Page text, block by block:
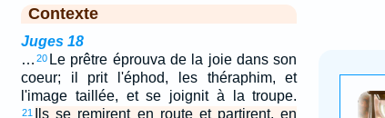
Contexte
Juges 18
… 20 Le prêtre éprouva de la joie dans son
coeur; il prit l'éphod, les théraphim, et
l'image taillée, et se joignit à la troupe.
21
Ils se remirent en route et partirent, en